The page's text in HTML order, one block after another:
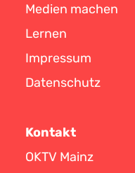
Medien machen
Lernen
Impressum
Datenschutz
Kontakt
OKTV Mainz